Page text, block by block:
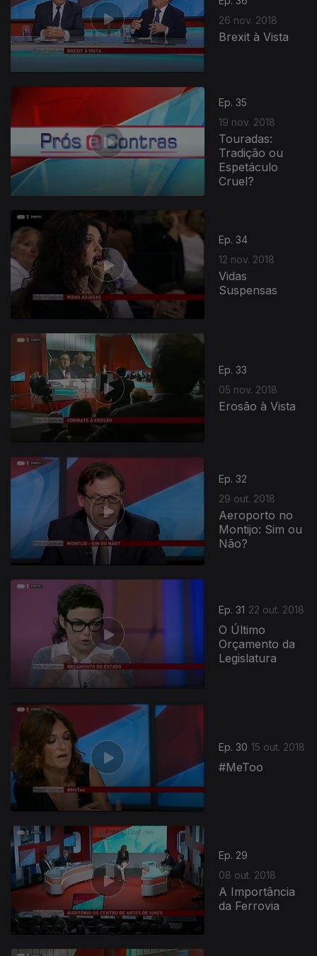
26 nov. 2018
Brexit à Vista
Ep. 35
19 nov. 2018
Touradas:
Tradição ou
Espetáculo
Cruel?
Ep. 34
12 nov. 2018
Vidas
Suspensas
Ep. 33
05 nov. 2018
Erosão à Vista
Ep. 32
29 out. 2018
Aeroporto no
Montijo: Sim ou
Não?
Ep. 31 22 out. 2018
O Último
Orçamento da
Legislatura
Ep. 30 15 out. 2018
#MeToo
Ep. 29
08 out. 2018
A Importância
da Ferrovia
367401